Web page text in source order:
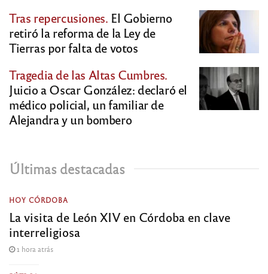
Tras repercusiones. El Gobierno
retiró la reforma de la Ley de
Tierras por falta de votos
Tragedia de las Altas Cumbres.
Juicio a Oscar González: declaró el
médico policial, un familiar de
Alejandra y un bombero
Últimas destacadas
HOY CÓRDOBA
La visita de León XIV en Córdoba en clave
interreligiosa
1 hora atrás